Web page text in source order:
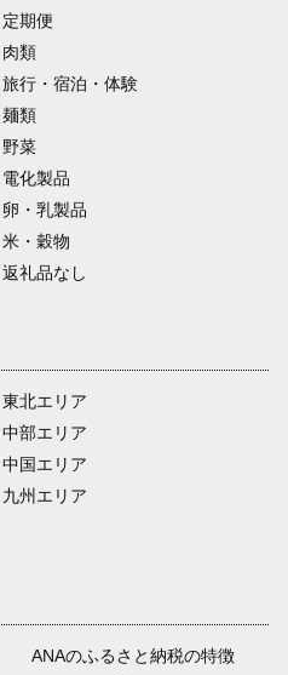
定期便
肉類
旅行・宿泊・体験
麺類
野菜
電化製品
卵・乳製品
米・穀物
返礼品なし
東北エリア
中部エリア
中国エリア
九州エリア
ANAのふるさと納税の特徴